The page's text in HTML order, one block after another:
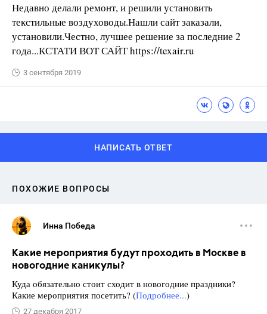
Недавно делали ремонт, и решили установить
текстильные воздуховоды.Нашли сайт заказали,
установили.Честно, лучшее решение за последние 2
года...КСТАТИ ВОТ САЙТ https://texair.ru
3 сентября 2019
НАПИСАТЬ ОТВЕТ
ПОХОЖИЕ ВОПРОСЫ
Инна Победа
Какие мероприятия будут проходить в Москве в
новогодние каникулы?
Куда обязательно стоит сходит в новогодние праздники?
Какие мероприятия посетить? (Подробнее...)
27 декабря 2017